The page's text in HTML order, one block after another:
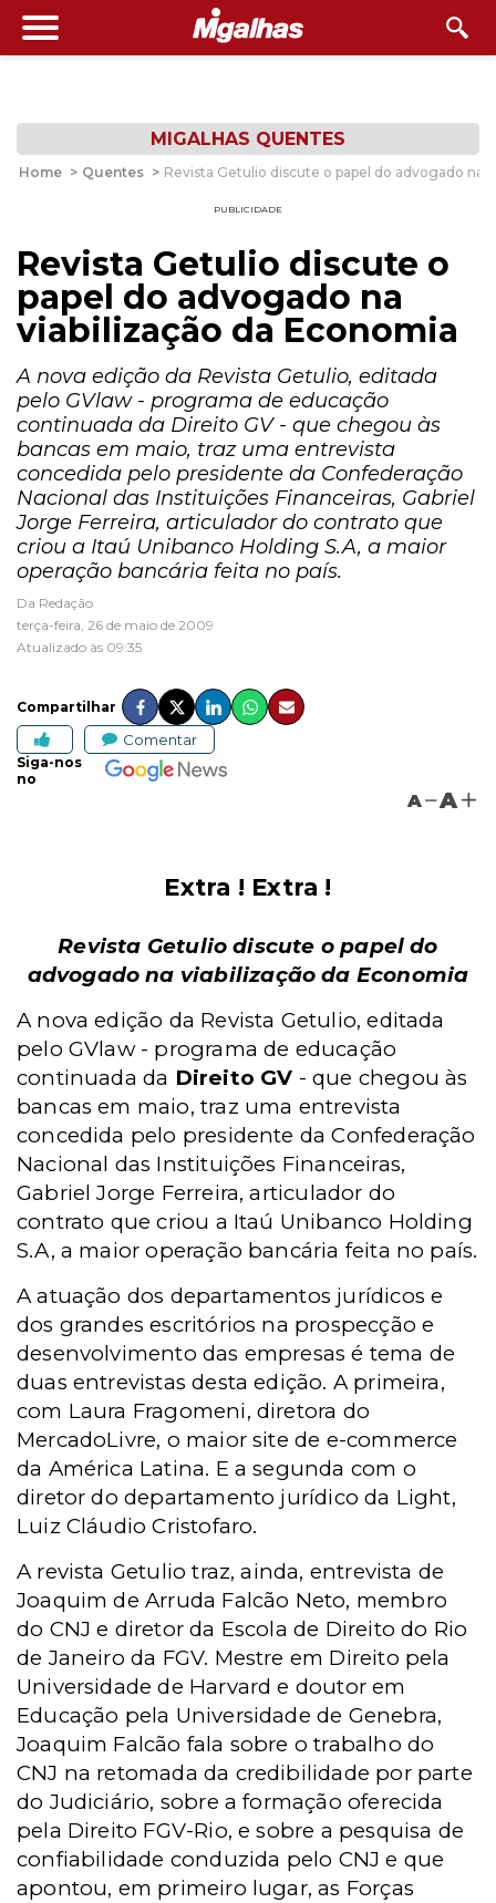
MIGALHAS QUENTES
Home > Quentes > Revista Getulio discute o papel do advogado na
PUBLICIDADE
Revista Getulio discute o
papel do advogado na
viabilização da Economia
A nova edição da Revista Getulio, editada
pelo GVlaw - programa de educação
continuada da Direito GV - que chegou às
bancas em maio, traz uma entrevista
concedida pelo presidente da Confederação
Nacional das Instituições Financeiras, Gabriel
Jorge Ferreira, articulador do contrato que
criou a Itaú Unibanco Holding S.A, a maior
operação bancária feita no país.
Da Redação
terça-feira, 26 de maio de 2009
Atualizado às 09:35
Compartilhar
Comentar
Siga-nos
no
A A
Extra ! Extra !
Revista Getulio discute o papel do
advogado na viabilização da Economia
A nova edição da Revista Getulio, editada
pelo GVlaw - programa de educação
continuada da Direito GV - que chegou às
bancas em maio, traz uma entrevista
concedida pelo presidente da Confederação
Nacional das Instituições Financeiras,
Gabriel Jorge Ferreira, articulador do
contrato que criou a Itaú Unibanco Holding
S.A, a maior operação bancária feita no país.
A atuação dos departamentos jurídicos e
dos grandes escritórios na prospecção e
desenvolvimento das empresas é tema de
duas entrevistas desta edição. A primeira,
com Laura Fragomeni, diretora do
MercadoLivre, o maior site de e-commerce
da América Latina. E a segunda com o
diretor do departamento jurídico da Light,
Luiz Cláudio Cristofaro.
A revista Getulio traz, ainda, entrevista de
Joaquim de Arruda Falcão Neto, membro
do CNJ e diretor da Escola de Direito do Rio
de Janeiro da FGV. Mestre em Direito pela
Universidade de Harvard e doutor em
Educação pela Universidade de Genebra,
Joaquim Falcão fala sobre o trabalho do
CNJ na retomada da credibilidade por parte
do Judiciário, sobre a formação oferecida
pela Direito FGV-Rio, e sobre a pesquisa de
confiabilidade conduzida pelo CNJ e que
apontou, em primeiro lugar, as Forças